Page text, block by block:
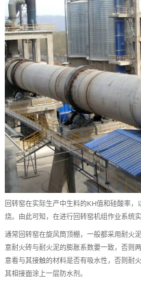
回转窑在实际生产中生料的KH值和硅酸率
烧。由此可知，在进行回转窑机组作业系统
通常回转窑在旋风筒顶棚，一般都采用耐火
意耐火砖与耐火泥的膨胀系数要一致，否则
意看与其接触的材料是否有吸水性，否则耐
其相接面涂上一层防水剂。